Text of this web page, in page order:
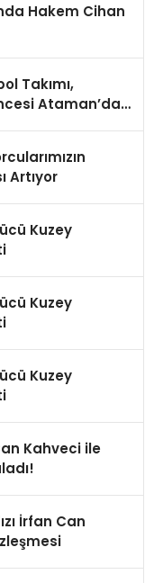
Hakem Cihan
Takımı,
Ataman’dan
Artıyor
Kuzey
Kuzey
Kuzey
Kahveci ile
İrfan Can